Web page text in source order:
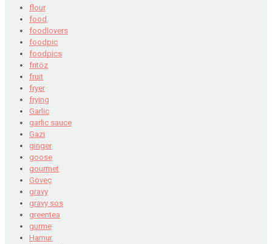
flour
food
foodlovers
foodpic
foodpics
fritöz
fruit
fryer
frying
Garlic
garlic sauce
Gazi
ginger
goose
gourmet
Göveç
gravy
gravy sos
greentea
gurme
Hamur